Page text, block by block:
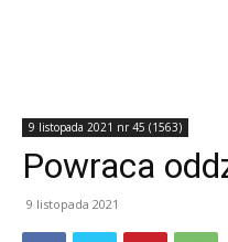
9 listopada 2021 nr 45 (1563)
Powraca
9 listopada 2021